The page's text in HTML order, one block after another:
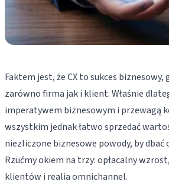
Faktem jest, że CX to sukces biznesowy,
zarówno firma jak i klient. Właśnie
imperatywem biznesowym i przewagą
wszystkim jednak łatwo sprzedać
niezliczone biznesowe powody, by dbać
Rzućmy okiem na trzy: opłacalny
klientów i realia omnichannel.